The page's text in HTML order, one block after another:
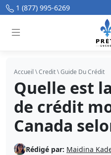
1 (877) 995-6269
Accueil \Credit\Guide Du Crédit
Quelle est
de crédit
Canada
Rédigé par: Maidina